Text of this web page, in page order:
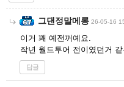
그댄정말메롱 26-05-16
이거 꽤 예전꺼예요.
작년 월드투어 전이였던거
답글